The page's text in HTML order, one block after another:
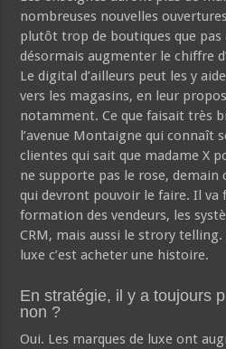
nombreuses nouvelles
plutôt trop de boutiques que pas
désormais augmenter le chiffre
Le digital d’ailleurs peut les y
vers les magasins, en leur
notamment. Ce que faisait très
l’avenue Montaigne qui connaît
clientes qui sait que madame X
ne supporte pas le rose, demain
qui devront pouvoir le faire. Il va
formation des vendeurs, les
CRM, mais aussi le strory
luxe c’est acheter une histoire.
En stratégie, il y a toujours
non ?
Oui. Les marques de luxe ont